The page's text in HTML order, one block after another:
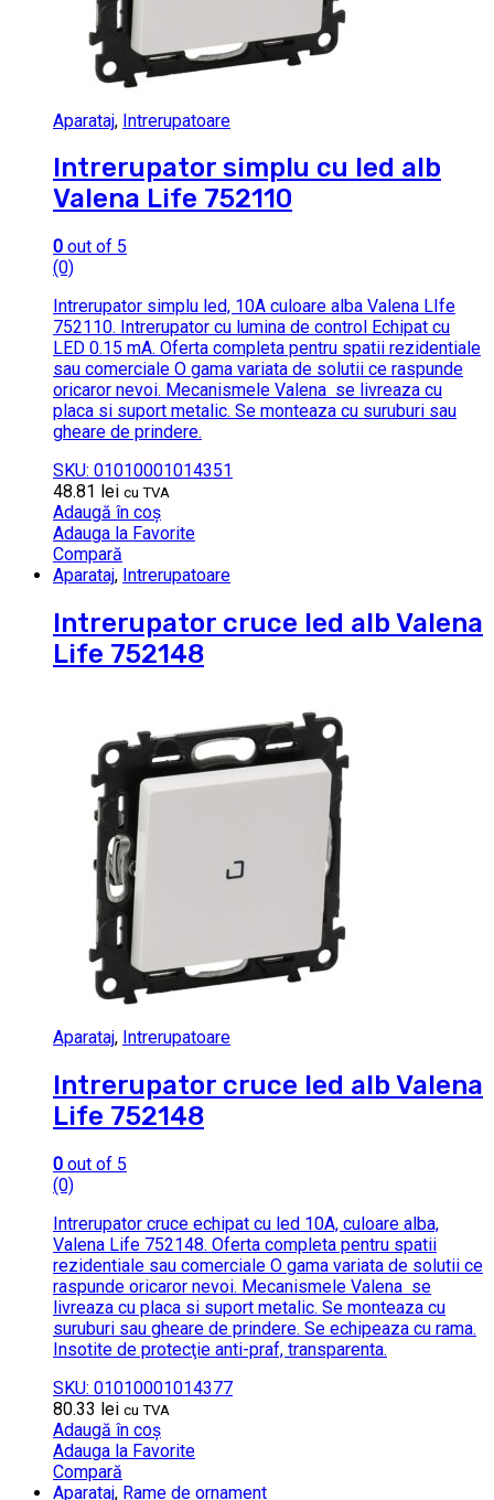
Aparataj, Intrerupatoare
Intrerupator simplu cu led alb
Valena Life 752110
0 out of 5
(0)
Intrerupator simplu led, 10A culoare alba Valena LIfe
752110. Intrerupator cu lumina de control Echipat cu
LED 0.15 mA. Oferta completa pentru spatii rezidentiale
sau comerciale O gama variata de solutii ce raspunde
oricaror nevoi. Mecanismele Valena se livreaza cu
placa si suport metalic. Se monteaza cu suruburi sau
gheare de prindere.
SKU: 01010001014351
48.81 lei cu TVA
Adaugă în coș
Adauga la Favorite
Compară
Aparataj, Intrerupatoare
Intrerupator cruce led alb Valena
Life 752148
Aparataj, Intrerupatoare
Intrerupator cruce led alb Valena
Life 752148
0 out of 5
(0)
Intrerupator cruce echipat cu led 10A, culoare alba,
Valena Life 752148. Oferta completa pentru spatii
rezidentiale sau comerciale O gama variata de solutii ce
raspunde oricaror nevoi. Mecanismele Valena se
livreaza cu placa si suport metalic. Se monteaza cu
suruburi sau gheare de prindere. Se echipeaza cu rama.
Insotite de protecţie anti-praf, transparenta.
SKU: 01010001014377
80.33 lei cu TVA
Adaugă în coș
Adauga la Favorite
Compară
Aparataj, Rame de ornament